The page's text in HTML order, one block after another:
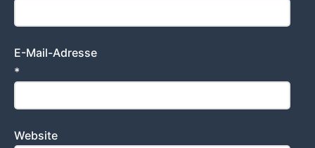
E-Mail-Adresse
*
Website